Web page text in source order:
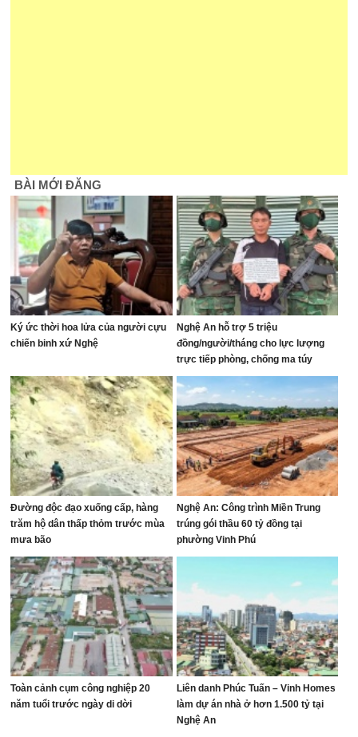
BÀI MỚI ĐĂNG
Ký ức thời hoa lửa của người cựu
chiến binh xứ Nghệ
Nghệ An hỗ trợ 5 triệu
đồng/người/tháng cho lực lượng
trực tiếp phòng, chống ma túy
Đường độc đạo xuống cấp, hàng
trăm hộ dân thấp thỏm trước mùa
mưa bão
Nghệ An: Công trình Miền Trung
trúng gói thầu 60 tỷ đồng tại
phường Vinh Phú
Toàn cảnh cụm công nghiệp 20
năm tuổi trước ngày di dời
Liên danh Phúc Tuấn – Vinh Homes
làm dự án nhà ở hơn 1.500 tỷ tại
Nghệ An